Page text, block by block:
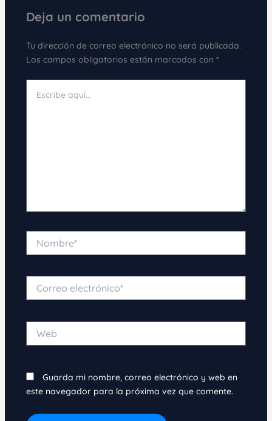
Deja un comentario
Tu dirección de correo electrónico no será publicada.
Los campos obligatorios están marcados con *
aquí...
electrónico*
Guarda mi nombre, correo electrónico y web en
este navegador para la próxima vez que comente.